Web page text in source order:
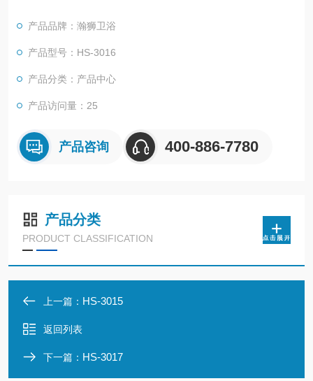
产品品牌：瀚狮卫浴
产品型号：HS-3016
产品分类：产品中心
产品访问量：25
产品咨询 400-886-7780
产品分类
PRODUCT CLASSIFICATION
上一篇： HS-3015
返回列表
下一篇： HS-3017